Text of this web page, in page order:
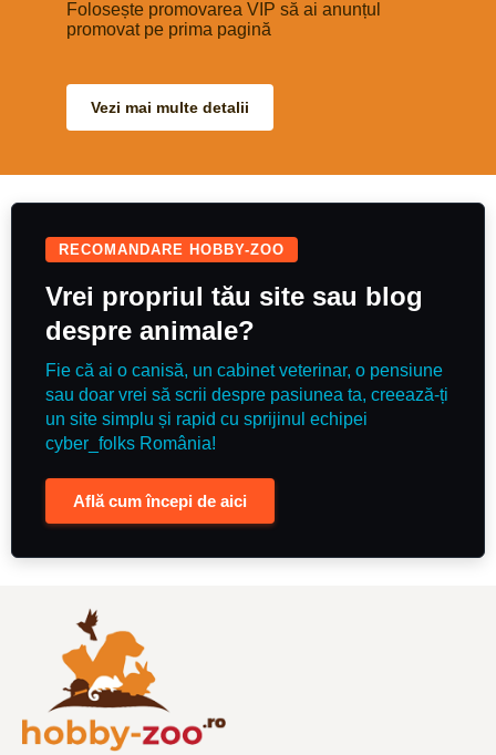
Folosește promovarea VIP să ai anunțul
promovat pe prima pagină
Vezi mai multe detalii
RECOMANDARE HOBBY-ZOO
Vrei propriul tău site sau blog
despre animale?
Fie că ai o canisă, un cabinet veterinar, o pensiune
sau doar vrei să scrii despre pasiunea ta, creează-ți
un site simplu și rapid cu sprijinul echipei
cyber_folks România!
Află cum începi de aici